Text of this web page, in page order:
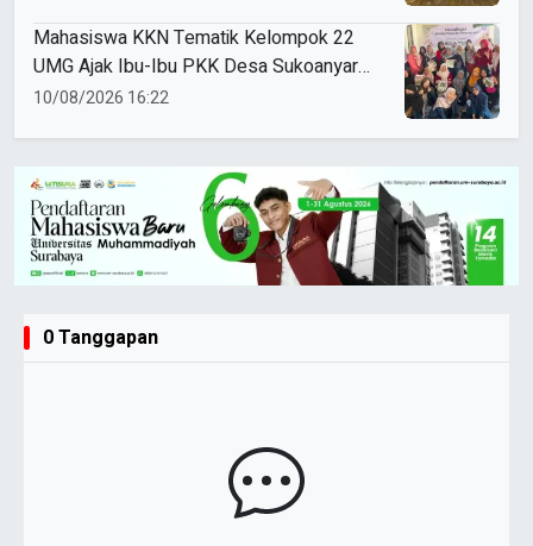
Mahasiswa KKN Tematik Kelompok 22
UMG Ajak Ibu-Ibu PKK Desa Sukoanyar
Berkreasi dengan Ecoprint
10/08/2026 16:22
0 Tanggapan